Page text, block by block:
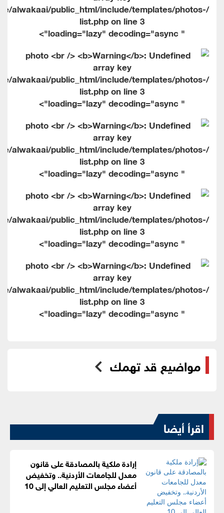
alwakaai/public_html/include/templates/photos-
list.php on line3
" loading="lazy" decoding="async">
alwakaai/public_html/include/templates/photos-
list.php on line3
" loading="lazy" decoding="async">
alwakaai/public_html/include/templates/photos-
list.php on line3
" loading="lazy" decoding="async">
alwakaai/public_html/include/templates/photos-
list.php on line3
" loading="lazy" decoding="async">
alwakaai/public_html/include/templates/photos-
list.php on line3
" loading="lazy" decoding="async">
مواضيع قد تهمك
اقرأ أيضا
إرادة ملكية بالمصادقة على قانون
معدل للجامعات الأردنية.. وتخفيض
أعضاء مجلس التعليم العالي إلى 10